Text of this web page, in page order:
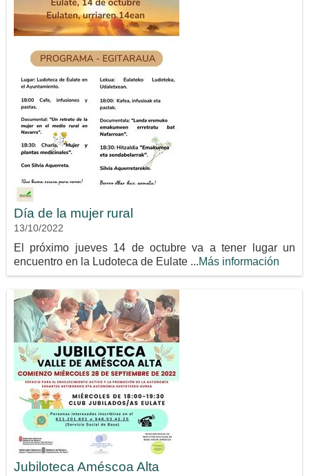
Día de la mujer rural
13/10/2022
El próximo jueves 14 de octubre va a tener lugar un
encuentro en la Ludoteca de Eulate ...Más información
Jubiloteca Améscoa Alta